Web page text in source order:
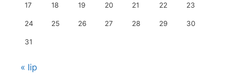
17 18 19 20 21 22 23
24 25 26 27 28 29 30
31
« lip